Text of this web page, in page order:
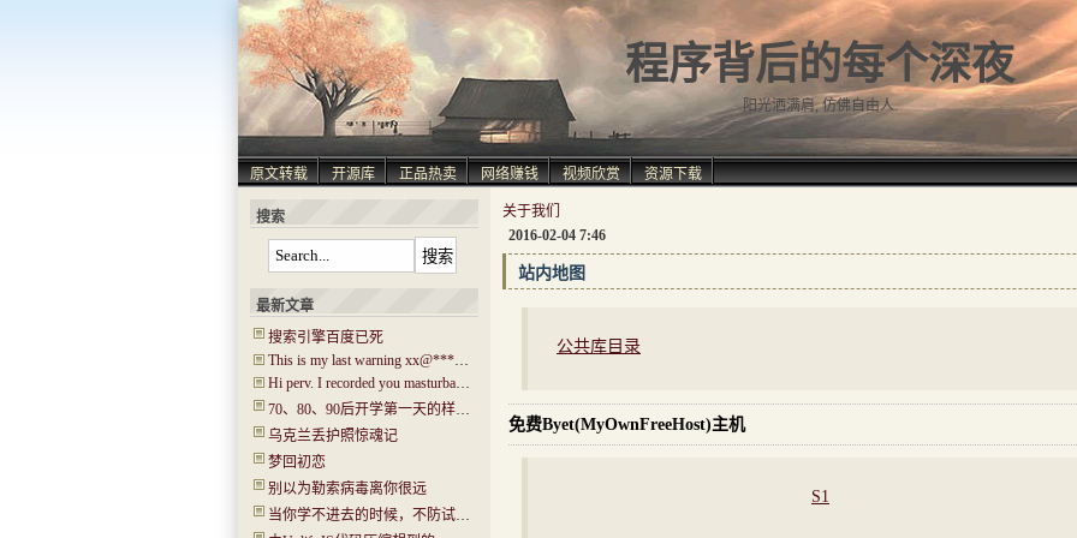
程序背后的每个深夜
阳光洒满肩, 仿佛自由人.
原文转载 开源库 正品热卖 网络赚钱 视频欣赏 资源下载
关于我们
2016-02-04 7:46
站内地图
公共库目录
免费Byet(MyOwnFreeHost)主机
S1
搜索
最新文章
搜索引擎百度已死
This is my last warning xx@****.com!
Hi perv. I recorded you masturbating! I have captured ‘Hi.mp4’!
70、80、90后开学第一天的样子！你还记得吗？看哭了…..
乌克兰丢护照惊魂记
梦回初恋
别以为勒索病毒离你很远
当你学不进去的时候，不防试试“普瑞马法则”